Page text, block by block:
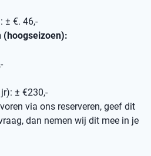
± €. 46,-
(hoogseizoen):
± €230,-
via ons reserveren, geef dit
dan nemen wij dit mee in je